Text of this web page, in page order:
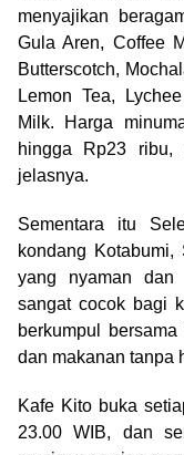
menyajikan
Gula Aren, Coffee
Butterscotch,
Lemon Tea,
Milk. Harga
hingga Rp23 ribu,
jelasnya.
Sementara itu
kondang
yang nyaman dan
sangat cocok bagi
berkumpul
dan makanan tanpa
Kafe Kito buka
23.00 WIB, dan